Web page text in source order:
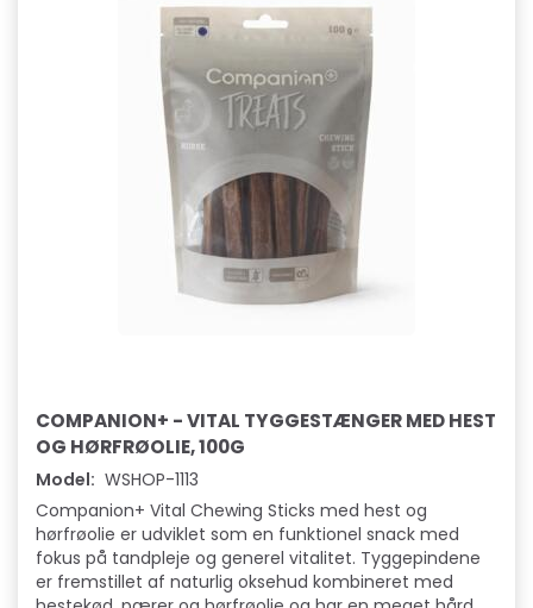
COMPANION+ - VITAL TYGGESTÆNGER MED HEST
OG HØRFRØOLIE, 100G
Model: WSHOP-1113
Companion+ Vital Chewing Sticks med hest og
hørfrøolie er udviklet som en funktionel snack med
fokus på tandpleje og generel vitalitet. Tyggepindene
er fremstillet af naturlig oksehud kombineret med